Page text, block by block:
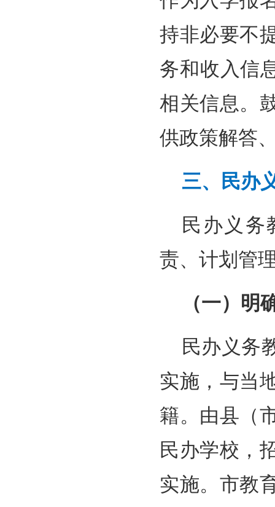
持非必要不
务和收入信
相关信息。
供政策解答
三、民办
民办义务
责、计划管
（一）明
民办义务
实施，与当
籍。由县（
民办学校，
实施。市教